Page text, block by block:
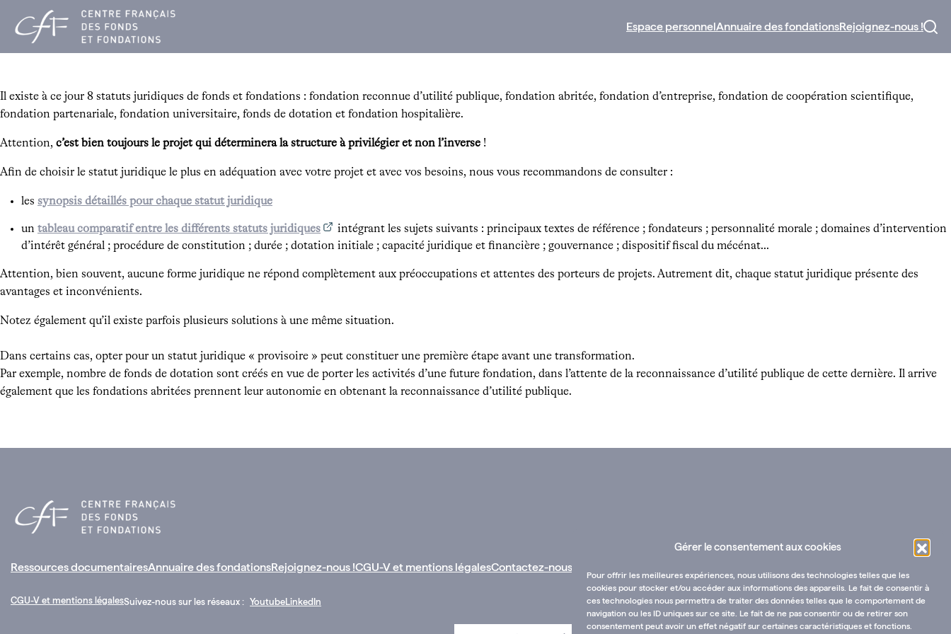
Gérer le consentement aux cookies
Pour offrir les meilleures expériences, nous utilisons des technologies telles que les
cookies pour stocker et/ou accéder aux informations des appareils. Le fait de consentir à
ces technologies nous permettra de traiter des données telles que le comportement de
navigation ou les ID uniques sur ce site. Le fait de ne pas consentir ou de retirer son
consentement peut avoir un effet négatif sur certaines caractéristiques et fonctions.
contenu
Espace personnelAnnuaire des fondationsRejoignez-nous !
Il existe à ce jour 8 statuts juridiques de fonds et fondations : fondation reconnue d’utilité publique, fondation abritée, fondation d’entreprise, fondation de coopération scientifique,
fondation partenariale, fondation universitaire, fonds de dotation et fondation hospitalière.
Attention, c’est bien toujours le projet qui déterminera la structure à privilégier et non l’inverse !
Afin de choisir le statut juridique le plus en adéquation avec votre projet et avec vos besoins, nous vous recommandons de consulter :
les synopsis détaillés pour chaque statut juridique
un tableau comparatif entre les différents statuts juridiques
intégrant les sujets suivants : principaux textes de référence ; fondateurs ; personnalité morale ; domaines d’intervention
d’intérêt général ; procédure de constitution ; durée ; dotation initiale ; capacité juridique et financière ; gouvernance ; dispositif fiscal du mécénat…
Attention, bien souvent, aucune forme juridique ne répond complètement aux préoccupations et attentes des porteurs de projets. Autrement dit, chaque statut juridique présente des
avantages et inconvénients.
Notez également qu’il existe parfois plusieurs solutions à une même situation.
Dans certains cas, opter pour un statut juridique « provisoire » peut constituer une première étape avant une transformation.
Par exemple, nombre de fonds de dotation sont créés en vue de porter les activités d’une future fondation, dans l’attente de la reconnaissance d’utilité publique de cette dernière. Il arrive
également que les fondations abritées prennent leur autonomie en obtenant la reconnaissance d’utilité publique.
Ressources documentairesAnnuaire des fondationsRejoignez-nous !CGU-V et mentions légalesContactez-nous :
CGU-V et mentions légalesSuivez-nous sur les réseaux : YoutubeLinkedIn